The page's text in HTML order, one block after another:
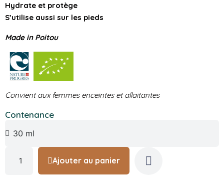
Hydrate et protège
S’utilise aussi sur les pieds
Made in Poitou
Convient aux femmes enceintes et allaitantes
Contenance
Ajouter au panier